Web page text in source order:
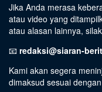
Jika Anda merasa
atau video yang
atau alasan lainnya,
📧 redaksi@siaran-
Kami akan segera
dimaksud sesuai